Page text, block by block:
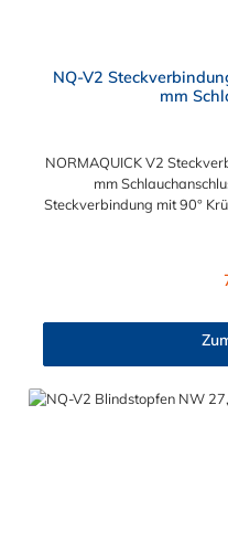
NQ-V2
mm
NORMAQUICK V2
mm
Steckverbindung mit 90°
sowohl Leitung mit